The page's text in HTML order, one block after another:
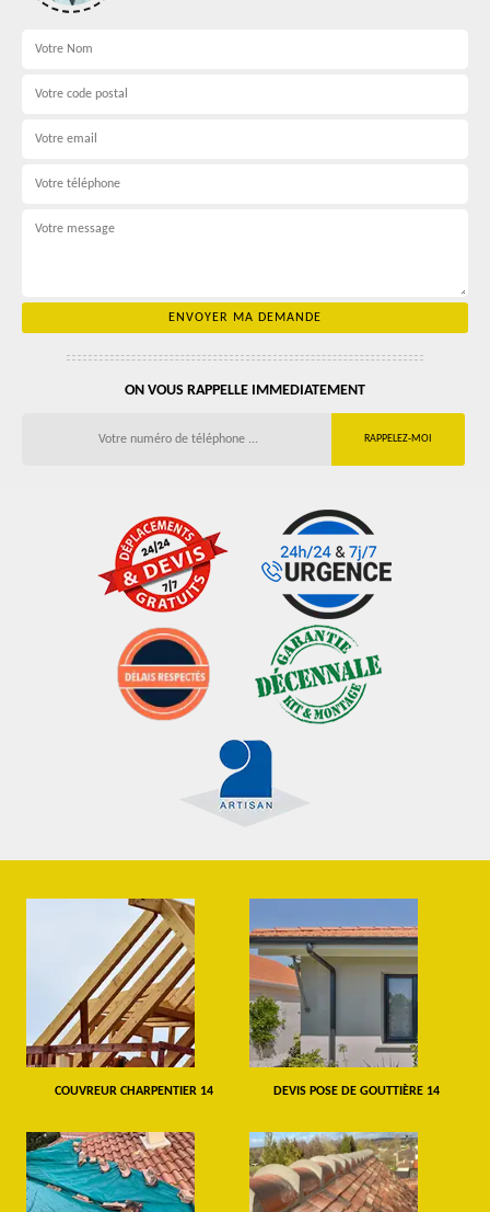
ON VOUS RAPPELLE IMMEDIATEMENT
COUVREUR CHARPENTIER 14 DEVIS POSE DE GOUTTIÈRE 14